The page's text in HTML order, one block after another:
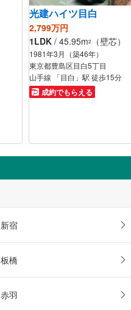
光建ハイツ目白
2,799万円
1LDK / 45.95m2 （壁芯）
1981年3月（築46年）
東京都豊島区目白5丁目
山手線 「目白」駅 徒歩15分
成約でもらえる
新宿
板橋
赤羽